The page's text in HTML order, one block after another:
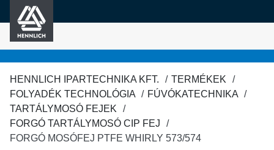
tartalomra
HENNLICH IPARTECHNIKA KFT.
TERMÉKEK
FOLYADÉK TECHNOLÓGIA
FÚVÓKATECHNIKA
TARTÁLYMOSÓ FEJEK
FORGÓ TARTÁLYMOSÓ CIP FEJ
FORGÓ MOSÓFEJ PTFE WHIRLY 573/574